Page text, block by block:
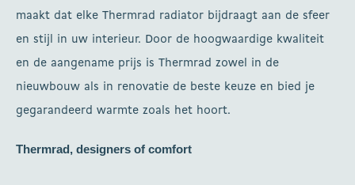
maakt dat elke Thermrad radiator bijdraagt aan de sfeer
en stijl in uw interieur. Door de hoogwaardige kwaliteit
en de aangename prijs is Thermrad zowel in de
nieuwbouw als in renovatie de beste keuze en bied je
gegarandeerd warmte zoals het hoort.
Thermrad, designers of comfort